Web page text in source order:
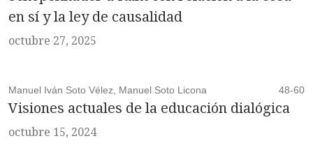
en sí y la ley de causalidad
octubre 27, 2025
Manuel Iván Soto Vélez, Manuel Soto Licona 48-60
Visiones actuales de la educación dialógica
octubre 15, 2024